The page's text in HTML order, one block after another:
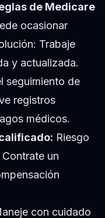
de Medicare
ocasionar
Trabaje
y actualizada.
seguimiento de
registros
médicos.
Riesgo
un
con cuidado